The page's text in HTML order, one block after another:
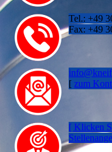
Tel.: +49
Fax: +49
[ zum
[ Klicken